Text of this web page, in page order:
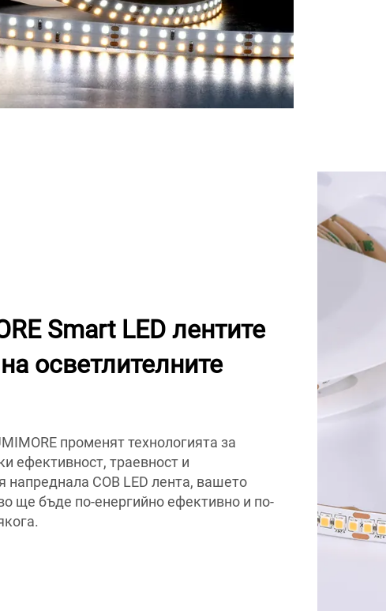
Smart LED лентите
осветлителните
променят технологията за
ефективност, траевност и
напреднала COB LED лента, вашето
ще бъде по-енергийно ефективно и по-